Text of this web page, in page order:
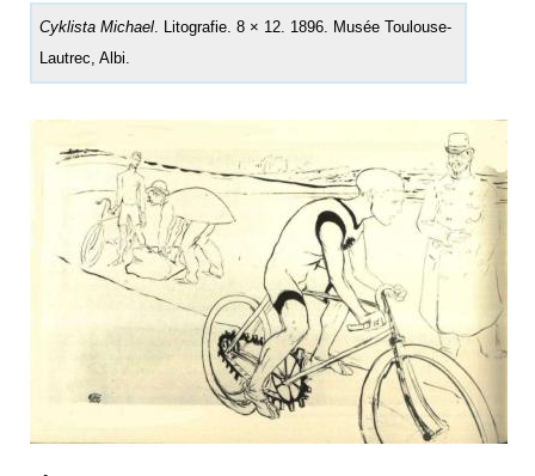
Cyklista Michael . Litografie. 8 × 12. 1896. Musée Toulouse-
Lautrec, Albi.